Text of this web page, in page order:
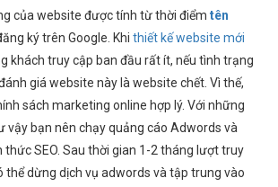
của website được tính từ thời điểm tên
ký trên Google. Khi thiết kế website mới
khách truy cập ban đầu rất ít, nếu tình trạng
giá website này là website chết. Vì thế,
sách marketing online hợp lý. Với những
vậy bạn nên chạy quảng cáo Adwords và
thức SEO. Sau thời gian 1-2 tháng lượt truy
thể dừng dịch vụ adwords và tập trung vào